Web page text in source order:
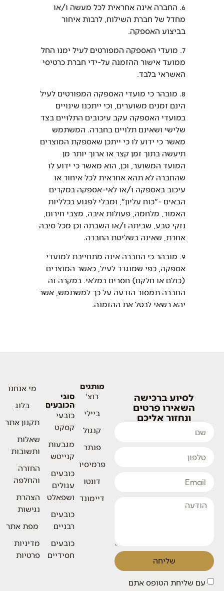
6. החברה אינה אחראית לכל מעשה ו/או
מחדל של חברת השילוח, לרבות איחור
בביצוע האספקה.
7. מועדי האספקה המפורטים לעיל ימנו החל
ממועד אישור ההזמנה על-ידי חברת כרטיסי
האשראי בלבד.
8. מובהר כי מועדי האספקה המפורטים לעיל
הינם זמנים משוערים, וכי ייתכנו שינויים
במועדי האספקה עקב עיכובים התלויים בצד
שלישי ושאינם תלויים בחברה. המשתמש
מאשר כי ידוע לו כי ייתכן שאספקת המוצרים
תיעשה בתוך זמן קצר או ארוך יותר מן
המועד המשוער, וכן, הוא מאשר כי ידוע לו
שהחברה לא תהא אחראית לכל איחור או
עיכוב באספקה ו/או לאי-אספקה במקרים
הבאים -"כוח עליון", ומבלי לפגוע בכלליות
האמור, מלחמה, פעולות איבה, מצבי חירום,
נזקי טבע, שביתה ו/או השבתה וכן מכל סיבה
אחרת, שאינה בשליטת החברה.
9. מובהר כי החברה אינה מתחייבת למועדי
אספקה, כפי שמוגדר לעיל, כאשר המוצרים
(כולם או חלקם) חסרים במלאי. במקרה זה
החברה תמסור הודעה על כך למשתמש, אשר
יהא רשאי לבטל את ההזמנה.
מותגים
רוצ'
ביילי
קנגול
פנתר
פרמיסיו
דונטו
דיימונד
סוגי
הכובעים
כובעי
קסקט
מגבעות
קנייטש
כובעים
עגולים
ושפאלט
כובעים
רבניים
כובעים
חסידיים
מי אנחנו
בלוג
תקנון אתר
שאלות
ותשובות
החזרה
והחלפה
הצהרת
נגישות
מפת אתר
מדיניות
פרטיות
לסיוע ברכישה
השאירו פרטים
ונחזור אליכם
עם שליחת הטופס אתם
שליחה